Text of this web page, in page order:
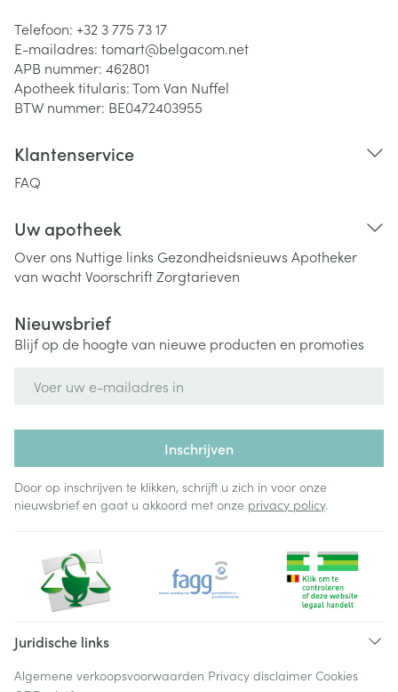
Telefoon: +32 3 775 73 17
E-mailadres: tomart@belgacom.net
APB nummer: 462801
Apotheek titularis:Tom Van Nuffel
BTW nummer: BE0472403955
Klantenservice
FAQ
Uw apotheek
Over ons Nuttige links Gezondheidsnieuws Apotheker
van wachtVoorschriftZorgtarieven
Nieuwsbrief
Blijf op de hoogte van nieuwe producten en promoties
Inschrijven
Door op inschrijven te klikken, schrijft u zich in voor onze
nieuwsbrief en gaat u akkoord met onze privacy policy.
Juridische links
Algemene verkoopsvoorwaarden Privacy disclaimer Cookies